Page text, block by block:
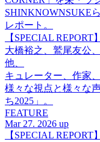
SHINKNOWNSUKE
レポート。
【SPECIAL REPORT】
大橋裕之、鷲尾友公
他、
キュレーター、作家
様々な視点と様々な
ち2025」。
FEATURE
Mar 27. 2026 up
【SPECIAL REPORT】